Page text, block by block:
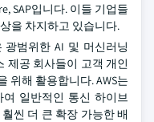
SAP입니다. 이들 기업들
을 차지하고 있습니다.
광범위한 AI 및 머신러닝
제공 회사들이 고객 개인
위해 활용합니다. AWS는
일반적인 통신 하이브
씬 더 큰 확장 가능한 배